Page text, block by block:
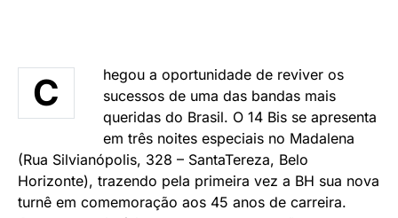
C
hegou a oportunidade de reviver os
sucessos de uma das bandas mais
queridas do Brasil. O 14 Bis se apresenta
em três noites especiais no Madalena
(Rua Silvianópolis, 328 – SantaTereza, Belo
Horizonte), trazendo pela primeira vez a BH sua nova
turnê em comemoração aos 45 anos de carreira.